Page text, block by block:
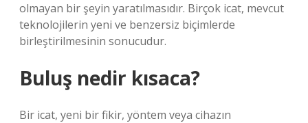
olmayan bir şeyin yaratılmasıdır. Birçok icat, mevcut
teknolojilerin yeni ve benzersiz biçimlerde
birleştirilmesinin sonucudur.
Buluş nedir kısaca?
Bir icat, yeni bir fikir, yöntem veya cihazın